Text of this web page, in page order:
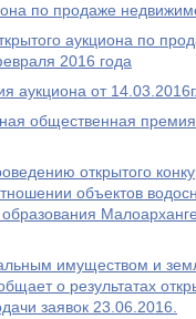
по продаже
аукциона по
2016 года
аукциона от
общественная
открытого
объектов
имуществом и
о результатах
заявок 23.06.2016.